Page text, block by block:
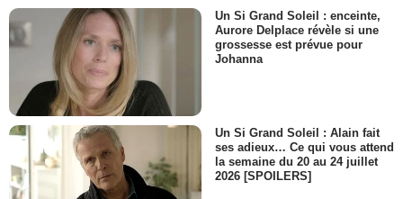
Un Si Grand Soleil : enceinte,
Aurore Delplace révèle si une
grossesse est prévue pour
Johanna
Un Si Grand Soleil : Alain fait
ses adieux… Ce qui vous attend
la semaine du 20 au 24 juillet
2026 [SPOILERS]